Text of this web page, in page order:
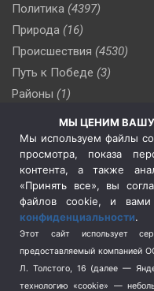
Политика (4397)
Природа (16)
Происшествия (4530)
Путь к Победе (3)
Районы (1)
(510)
Сельское хозяйство (3)
Социальная политика
(3)
Спецоперация в Украине
Спецоперация на Украине
Спорт (740)
Терроризм (1)
Транспорт (262)
МЫ ЦЕНИМ
Мы используем файлы
просмотра, показа
контента, а также
«Принять все», вы
файлов cookie, и
конфиденциальности.
Этот сайт использует
предоставляемый компанией
Л. Толстого, 16 (далее —
технологию «cookie» —